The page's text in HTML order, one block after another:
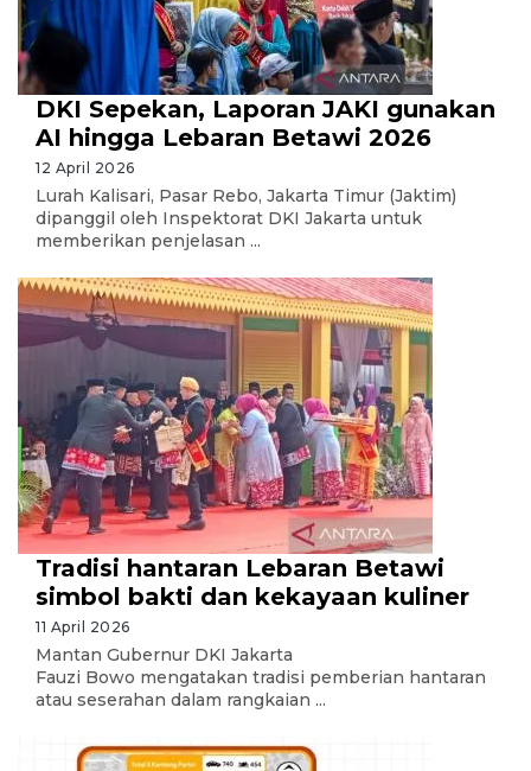
DKI Sepekan, Laporan JAKI gunakan
AI hingga Lebaran Betawi 2026
12 April 2026
Lurah Kalisari, Pasar Rebo, Jakarta Timur (Jaktim)
dipanggil oleh Inspektorat DKI Jakarta untuk
memberikan penjelasan ...
Tradisi hantaran Lebaran Betawi
simbol bakti dan kekayaan kuliner
11 April 2026
Mantan Gubernur DKI Jakarta
Fauzi Bowo mengatakan tradisi pemberian hantaran
atau seserahan dalam rangkaian ...